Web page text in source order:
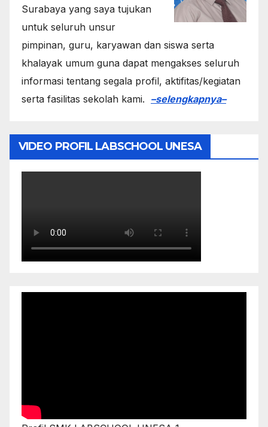
Surabaya yang saya tujukan
untuk seluruh unsur
pimpinan, guru, karyawan dan siswa serta
khalayak umum guna dapat mengakses seluruh
informasi tentang segala profil, aktifitas/kegiatan
serta fasilitas sekolah kami. –selengkapnya–
VIDEO PROFIL LABSCHOOL UNESA